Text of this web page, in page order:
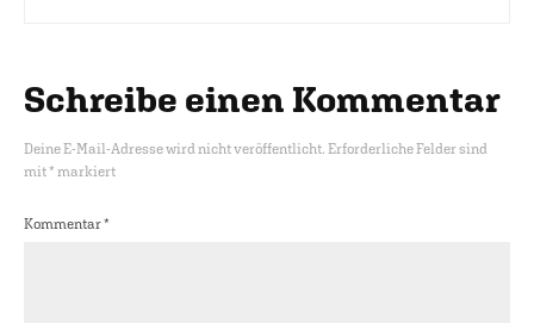
Schreibe einen Kommentar
Deine E-Mail-Adresse wird nicht veröffentlicht. Erforderliche Felder sind
mit* markiert
Kommentar*